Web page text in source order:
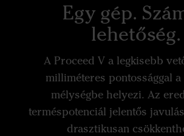
Egy gép.
lehetőség.
A Proceed V a legkisebb
milliméteres pontossággal a
mélységbe helyezi. Az
terméspotenciál jelentős
drasztikusan